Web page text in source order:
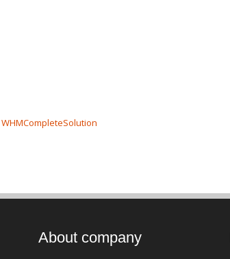
WHMCompleteSolution
About company